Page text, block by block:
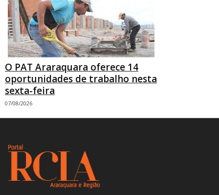
O PAT Araraquara oferece 14
oportunidades de trabalho nesta
sexta-feira
07/08/2026